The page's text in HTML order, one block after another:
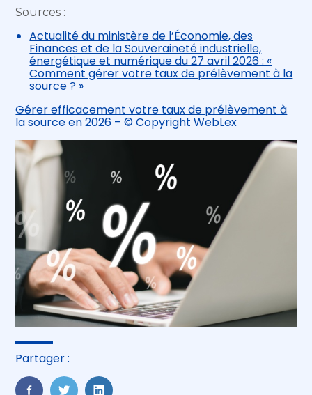
Sources :
Actualité du ministère de l’Économie, des
Finances et de la Souveraineté industrielle,
énergétique et numérique du 27 avril 2026 : «
Comment gérer votre taux de prélèvement à la
source ? »
Gérer efficacement votre taux de prélèvement à
la source en 2026 – © Copyright WebLex
Partager :